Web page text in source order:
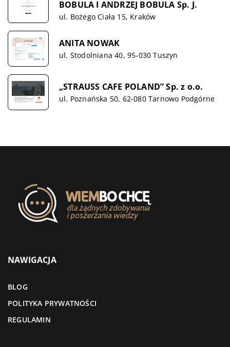
BOBULA I ANDRZEJ BOBULA Sp. J.
ul. Bożego Ciała 15, Kraków
ANITA NOWAK
ul. Stodolniana 40, 95-030 Tuszyn
„STRAUSS CAFE POLAND” Sp. z o.o.
ul. Poznańska 50, 62-080 Tarnowo Podgórne
NAWIGACJA
BLOG
POLITYKA PRYWATNOŚCI
REGULAMIN